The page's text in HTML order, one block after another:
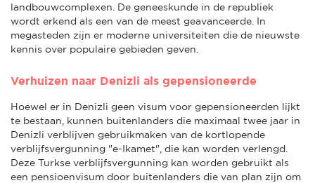
landbouwcomplexen. De geneeskunde in de republiek
wordt erkend als een van de meest geavanceerde. In
megasteden zijn er moderne universiteiten die de nieuwste
kennis over populaire gebieden geven.
Verhuizen naar Denizli als gepensioneerde
Hoewel er in Denizli geen visum voor gepensioneerden lijkt
te bestaan, kunnen buitenlanders die maximaal twee jaar in
Denizli verblijven gebruikmaken van de kortlopende
verblijfsvergunning "e-Ikamet", die kan worden verlengd.
Deze Turkse verblijfsvergunning kan worden gebruikt als
een pensioenvisum door buitenlanders die van plan zijn om